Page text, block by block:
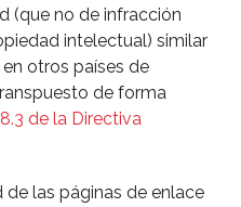
(que no de infracción
intelectual) similar
otros paí­ses de
de forma
de la Directiva
las páginas de enlace